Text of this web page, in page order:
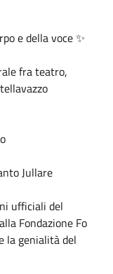
e della voce ✨
fra teatro,
Jullare
ufficiali del
Fondazione Fo
la genialità del